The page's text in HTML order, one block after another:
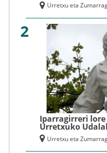
Urretxu eta
2
Iparragirreri
Urretxuko
Urretxu eta